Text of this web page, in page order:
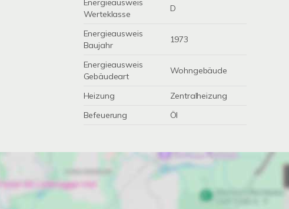
Energieausweis
Werteklasse
D
Energieausweis
Baujahr
1973
Energieausweis
Gebäudeart
Wohngebäude
Heizung
Zentralheizung
Befeuerung
Öl